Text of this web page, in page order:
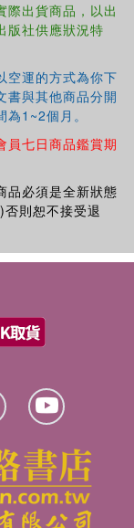
際出貨商品，以出
版社供應狀況特
空運的方式為你下
書與其他商品分開
1~2個月。
員七日商品鑑賞期
品必須是全新狀態
則恕不接受退